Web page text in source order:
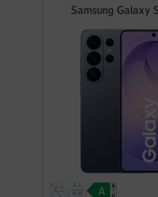
Samsung Galaxy